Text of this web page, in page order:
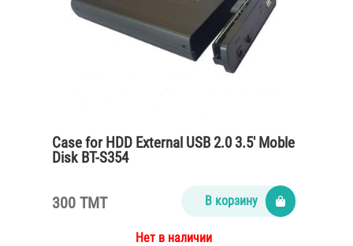
Case for HDD External USB 2.0 3.5′ Moble
Disk BT-S354
300 TMT В корзину
Нет в наличии